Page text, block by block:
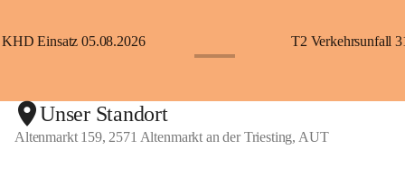
KHD Einsatz 05.08.2026 T2 Verkehrsunfall
Unser Standort
Altenmarkt 159, 2571 Altenmarkt an der Triesting, AUT